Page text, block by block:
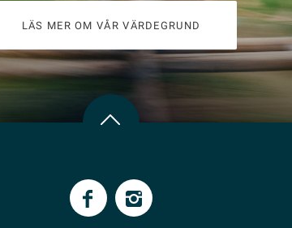
LÄS MER OM VÅR VÄRDEGRUND